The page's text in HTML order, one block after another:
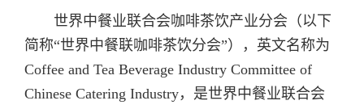
世界中餐业联合会咖啡茶饮产业分会（以下
简称“世界中餐联咖啡茶饮分会”），英文名称为
Coffee and Tea Beverage Industry Committee of
Chinese Catering Industry，是世界中餐业联合会